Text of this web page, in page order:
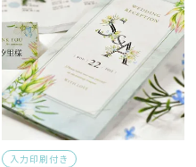
入力印刷付き